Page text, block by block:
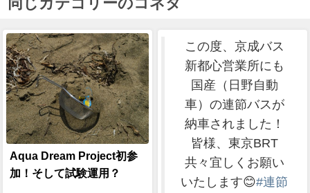
Aqua Dream Project初参
加！そして試験運用？
この度、京成バス
新都心営業所にも
国産（日野自動
車）の連節バスが
納車されました！
皆様、東京BRT
共々宜しくお願い
いたします😊#連節